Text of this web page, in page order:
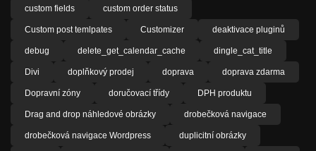
custom fields custom order status
Custom post temlpates Customizer deaktivace pluginů
debug delete_get_calendar_cache dingle_cat_title
Divi doplňkový prodej doprava doprava zdarma
Dopravní zóny doručovací třídy DPH produktu
Drag and drop náhledové obrázky drobečková navigace
drobečková navigace Wordpress duplicitní obrázky